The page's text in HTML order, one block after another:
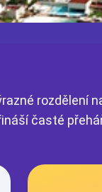
rozdělení
časté